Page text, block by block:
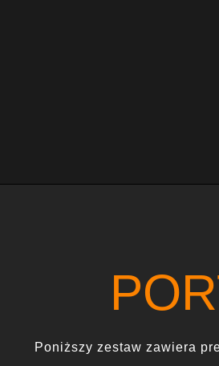
Poniższy zestaw zawiera